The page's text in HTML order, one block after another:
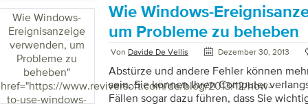
Wie Windows-
Ereignisanzeige
verwenden, um
Probleme zu
beheben"
href="https://www.reviversoft.com/de/blog/2013/12/how-
to-use-windows-
Wie Windows-
um Probleme zu beheben
Von Davide De Vellis Dezember 30, 2013
Abstürze und andere Fehler können
sein. Sie können Ihren Computer
Fällen sogar dazu führen, dass Sie